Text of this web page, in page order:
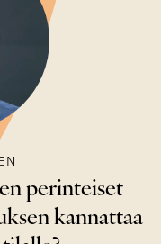
perinteiset
kannattaa